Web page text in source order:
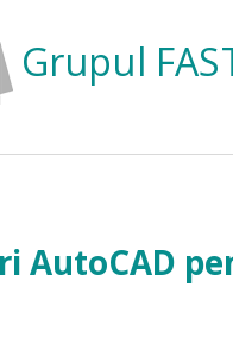
Grupul
AutoCAD